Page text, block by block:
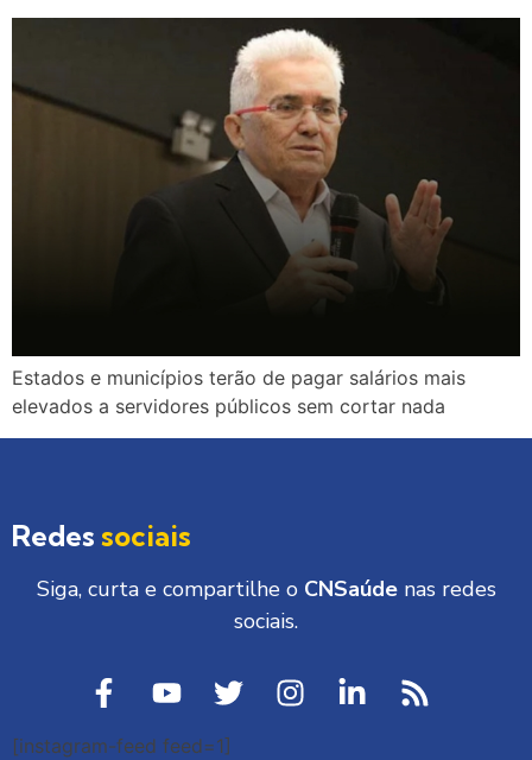
Estados e municípios terão de pagar salários mais
elevados a servidores públicos sem cortar nada
Redes sociais
Siga, curta e compartilhe o CNSaúdenas redes
sociais.
[instagram-feed feed=1]